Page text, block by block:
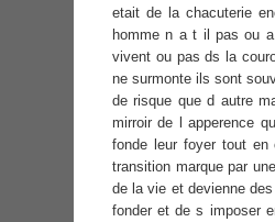
etait de la chacuterie
homme n a t il pas ou
vivent ou pas ds la
ne surmonte ils sont
de risque que d autre
mirroir de l apperence
fonde leur foyer tout en
transition marque par
de la vie et devienne
fonder et de s imposer